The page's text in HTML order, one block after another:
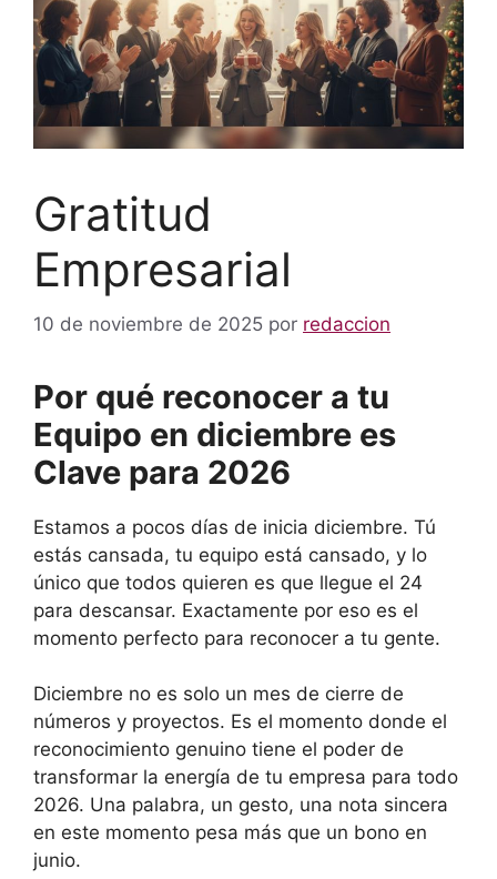
Gratitud
Empresarial
10 de noviembre de 2025 por redaccion
Por qué reconocer a tu
Equipo en diciembre es
Clave para 2026
Estamos a pocos días de inicia diciembre. Tú
estás cansada, tu equipo está cansado, y lo
único que todos quieren es que llegue el 24
para descansar. Exactamente por eso es el
momento perfecto para reconocer a tu gente.
Diciembre no es solo un mes de cierre de
números y proyectos. Es el momento donde el
reconocimiento genuino tiene el poder de
transformar la energía de tu empresa para todo
2026. Una palabra, un gesto, una nota sincera
en este momento pesa más que un bono en
junio.